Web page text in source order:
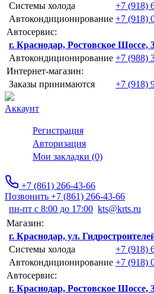
Системы холода
+7 (918)
Автокондиционирование +7 (918)
Автосервис:
г. Краснодар, Ростовское Шоссе,
Автокондиционирование +7 (988)
Интернет-магазин:
Заказы принимаются
+7 (918)
Аккаунт
Регистрация
Авторизация
Мои закладки (0)
+7 (861) 266-43-66
Позвонить +7 (861) 266-43-66
пн-пт с 8:00 до 17:00 kts@krts.ru
Магазин:
г. Краснодар, ул.
Системы холода
+7 (918)
Автокондиционирование +7 (918)
Автосервис:
г. Краснодар, Ростовское Шоссе,